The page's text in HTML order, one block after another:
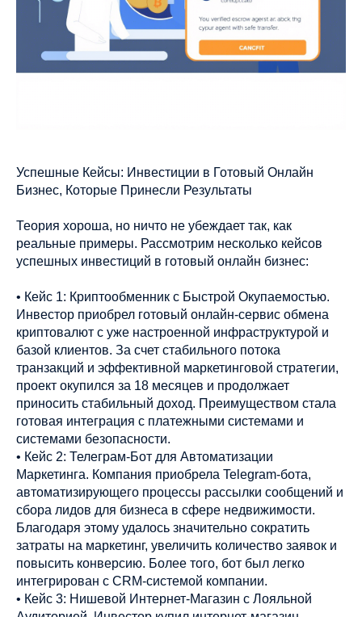
Успешные Кейсы: Инвестиции в Готовый Онлайн
Бизнес, Которые Принесли Результаты
Теория хороша, но ничто не убеждает так, как
реальные примеры. Рассмотрим несколько кейсов
успешных инвестиций в готовый онлайн бизнес:
• Кейс 1: Криптообменник с Быстрой Окупаемостью.
Инвестор приобрел готовый онлайн-сервис обмена
криптовалют с уже настроенной инфраструктурой и
базой клиентов. За счет стабильного потока
транзакций и эффективной маркетинговой стратегии,
проект окупился за 18 месяцев и продолжает
приносить стабильный доход. Преимуществом стала
готовая интеграция с платежными системами и
системами безопасности.
• Кейс 2: Телеграм-Бот для Автоматизации
Маркетинга. Компания приобрела Telegram-бота,
автоматизирующего процессы рассылки сообщений и
сбора лидов для бизнеса в сфере недвижимости.
Благодаря этому удалось значительно сократить
затраты на маркетинг, увеличить количество заявок и
повысить конверсию. Более того, бот был легко
интегрирован с CRM-системой компании.
• Кейс 3: Нишевой Интернет-Магазин с Лояльной